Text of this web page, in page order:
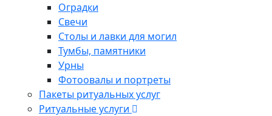
Оградки
Свечи
Столы и лавки для могил
Тумбы, памятники
Урны
Фотоовалы и портреты
Пакеты ритуальных услуг
Ритуальные услуги